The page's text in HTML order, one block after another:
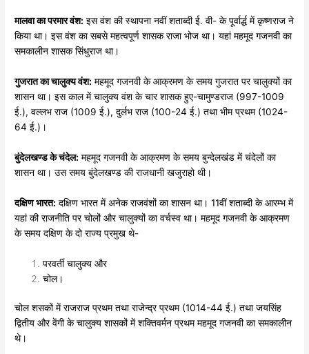
मालवाकापरमारवंश: इस वंश की स्थापना नवीं शताब्दी ई. वी- के पूर्वार्द्ध में कृष्णराज ने
किया था। इस वंश का सबसे महत्वपूर्ण शासक राजा भोज था। यहां महमूद गजनवी का
समकालीन शासक सिंधुराज था।
गुजरातकाचालुक्यवंश: महमूद गजनवी के आक्रमण के समय गुजरात पर चालुक्यों का
शासन था। इस काल में चालुक्य वंश के चार शासक हुए-चामुण्डराज (997-1009
ई.), वल्लभ राज (1009 ई.), दुर्लभ राज (100-24 ई.) तथा भीम प्रथम (1024-
64 ई.)।
बुंदेलखण्डकेचंदेल: महमूद गजनवी के आक्रमण के समय बुन्देलखंड में चंदेलों का
शासन था। उस समय बुंदेलखण्ड की राजधानी खजुराहो थी।
दक्षिणभारत: दक्षिण भारत में अनेक राजवंशों का शासन था। 11वीं शताब्दी के आरम्भ में
यहां की राजनीति पर चोलों और चालुक्यों का वर्चस्व था। महमूद गजनवी के आक्रमण
के समय दक्षिण के दो राज्य प्रमुख थे-
परवर्ती चालुक्य और
चोल।
चोल शसकों में राजराज प्रथम तथा राजेन्द्र प्रथम (1014-44 ई.) तथा जयसिंह
द्वितीय और वेंगी के चालुक्य शासकों में शक्तिवर्मन प्रथम महमूद गजनवी का समकालीन
थे।